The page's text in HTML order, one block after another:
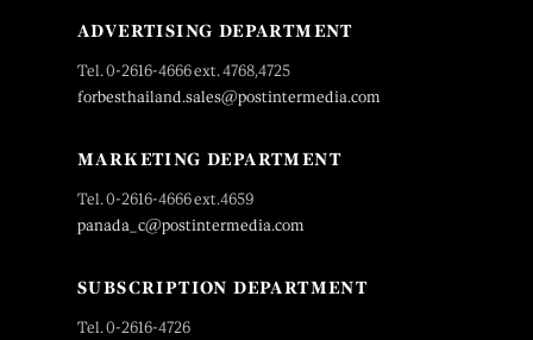
ADVERTISING DEPARTMENT
Tel. 0-2616-4666 ext. 4768,4725
forbesthailand.sales@postintermedia.com
MARKETING DEPARTMENT
Tel. 0-2616-4666 ext.4659
panada_c@postintermedia.com
SUBSCRIPTION DEPARTMENT
Tel. 0-2616-4726